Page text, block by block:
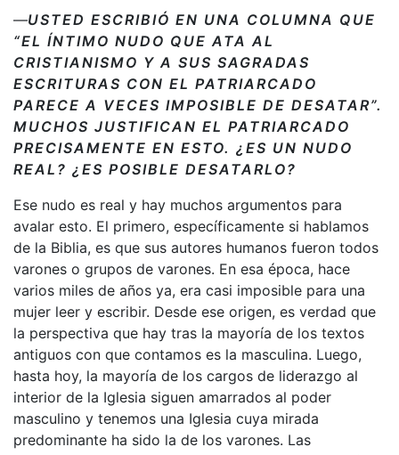
—USTED ESCRIBIÓ EN UNA COLUMNA QUE
“EL ÍNTIMO NUDO QUE ATA AL
CRISTIANISMO Y A SUS SAGRADAS
ESCRITURAS CON EL PATRIARCADO
PARECE A VECES IMPOSIBLE DE DESATAR”.
MUCHOS JUSTIFICAN EL PATRIARCADO
PRECISAMENTE EN ESTO. ¿ES UN NUDO
REAL? ¿ES POSIBLE DESATARLO?
Ese nudo es real y hay muchos argumentos para
avalar esto. El primero, específicamente si hablamos
de la Biblia, es que sus autores humanos fueron todos
varones o grupos de varones. En esa época, hace
varios miles de años ya, era casi imposible para una
mujer leer y escribir. Desde ese origen, es verdad que
la perspectiva que hay tras la mayoría de los textos
antiguos con que contamos es la masculina. Luego,
hasta hoy, la mayoría de los cargos de liderazgo al
interior de la Iglesia siguen amarrados al poder
masculino y tenemos una Iglesia cuya mirada
predominante ha sido la de los varones. Las